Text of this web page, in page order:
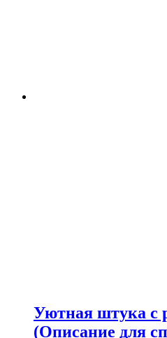
Уютная штука с
(Описание для